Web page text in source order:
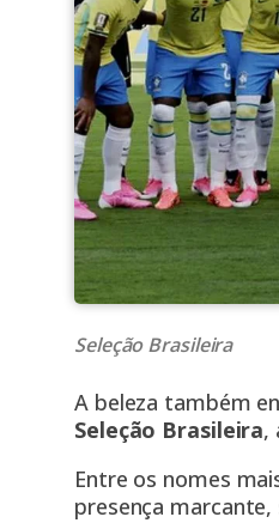
Seleção Brasileira
A beleza também
Seleção Brasileira,
Entre os nomes
presença